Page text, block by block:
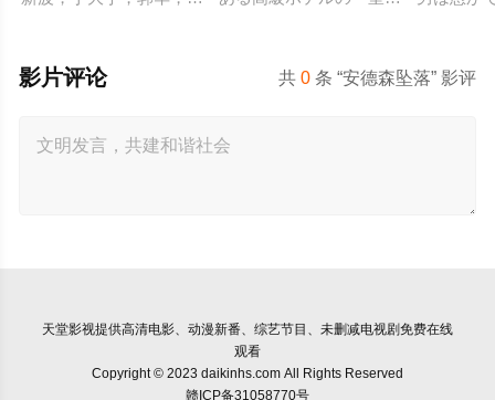
共0 条 “安德森坠落” 影评
影片评论
天堂影视提供高清电影、动漫新番、综艺节目、未删减电视剧免费在线
观看
Copyright © 2023 daikinhs.com All Rights Reserved
赣ICP备31058770号